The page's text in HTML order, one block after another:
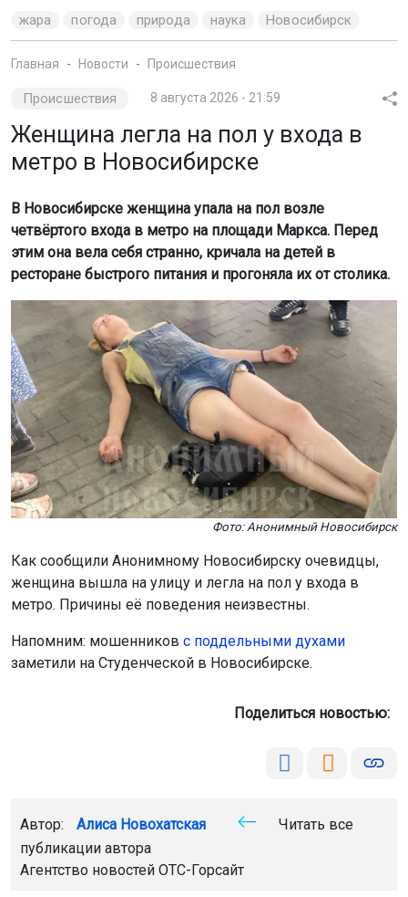
жара погода природа наука Новосибирск
Главная Новости Происшествия
Происшествия 8 августа 2026 - 21:59
Женщина легла на пол у входа в
метро в Новосибирске
В Новосибирске женщина упала на пол возле
четвёртого входа в метро на площади Маркса. Перед
этим она вела себя странно, кричала на детей в
ресторане быстрого питания и прогоняла их от столика.
Фото: Анонимный Новосибирск
Как сообщили Анонимному Новосибирску очевидцы,
женщина вышла на улицу и легла на пол у входа в
метро. Причины её поведения неизвестны.
Напомним: мошенников с поддельными духами
заметили на Студенческой в Новосибирске.
Поделиться новостью:
Автор: Алиса Новохатская
Читать все
публикации автора
Агентство новостей ОТС-Горсайт